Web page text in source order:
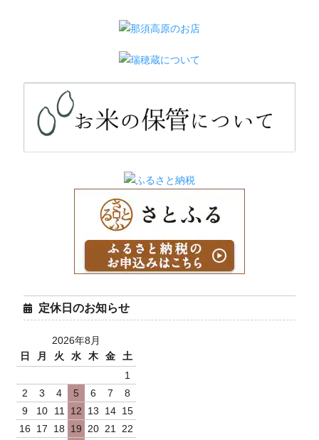
白米5Kg袋（日本一の
コシヒカリ 令和7年度産）
4,600円(税込)
白米10Kg袋（日本一の
コシヒカリ 令和7年度産）
9,200円(税込)
白米1Kg袋（ミルキー
クイーン 令和7年度産）
880円(税込)
白米5Kg袋（ミルキー
定休日のお知らせ
2026年8月
日
月 火 水 木 金
土
1
2
3 4 5 6 7
8
9
10 11 12 13 14 15
16
17 18 19 20 21 22